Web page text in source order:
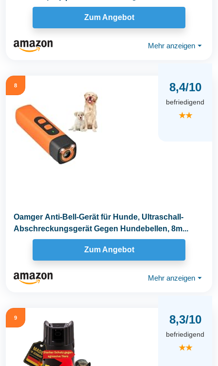
Zum Angebot
Mehr anzeigen ⏷
8 8,4/10
befriedigend
★★
Oamger Anti-Bell-Gerät für Hunde, Ultraschall-
Abschreckungsgerät Gegen Hundebellen, 8m...
Zum Angebot
Mehr anzeigen ⏷
9 8,3/10
befriedigend
★★